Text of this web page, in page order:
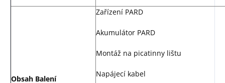
Obsah Balení
Zařízení PARD
Akumulátor PARD
Montáž na picatinny lištu
Napájecí kabel